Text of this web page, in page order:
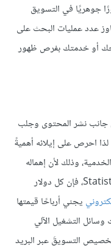
جوهريًا في التسويق
عدد عمليات البحث على
أو خدمتك بفرص ظهور
جانب نشر المحتوى وجلب
احرص على إيلائه أهميةً
وذلك لأن إهماله
يعود عليك بالضرر. ووفقًا لبيانات مؤسسة Statista، فإن كل دولار
يجني أرباحًا قيمتها
وسائل التشغيل الآلي
التسويقَ عبر البريد